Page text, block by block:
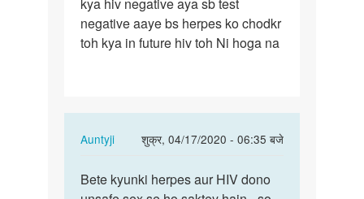
negative aaye bs herpes ko chodkr
toh kya in future hiv toh Ni hoga na
Auntyji
शुक्र, 04/17/2020 - 06:35 बजे
In
to
Bete
Bete kyunki herpes aur HIV dono